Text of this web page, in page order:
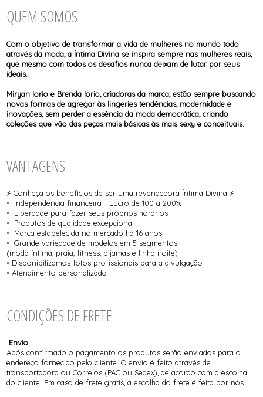
SHORT E BERMUDA
TOP
BIQUINI
BODY / BLUSA
CAMISETA
CAMISOLA
CONJUNTO COM BOJO
CUECA
HOMEWEAR
LEGS E CALÇA
PIJAMA
QUEM SOMOS
Com o objetivo de transformar a vida de mulheres no mundo todo
através da moda, a Íntima Divina se inspira sempre nas mulheres reais,
que mesmo com todos os desafios nunca deixam de lutar por seus
ideais.
Miryan Iorio e Brenda Iorio, criadoras da marca, estão sempre buscando
novas formas de agregar às lingeries tendências, modernidade e
inovações, sem perder a essência da moda democrática, criando
coleções que vão das peças mais básicas às mais sexy e conceituais.
VANTAGENS
⚡ Conheça os benefícios de ser uma revendedora Íntima Divina ⚡
• Independência financeira - Lucro de 100 a 200%
• Liberdade para fazer seus próprios horários
• Produtos de qualidade excepcional
• Marca estabelecida no mercado há 16 anos
• Grande variedade de modelos em 5 segmentos
(moda íntima, praia, fitness, pijamas e linha noite)
• Disponibilizamos fotos profissionais para a divulgação
• Atendimento personalizado
CONDIÇÕES DE FRETE
Envio
Após confirmado o pagamento os produtos serão enviados para o
endereço fornecido pelo cliente. O envio é feito através de
transportadora ou Correios (PAC ou Sedex), de acordo com a escolha
do cliente. Em caso de frete grátis, a escolha do frete é feita por nós.